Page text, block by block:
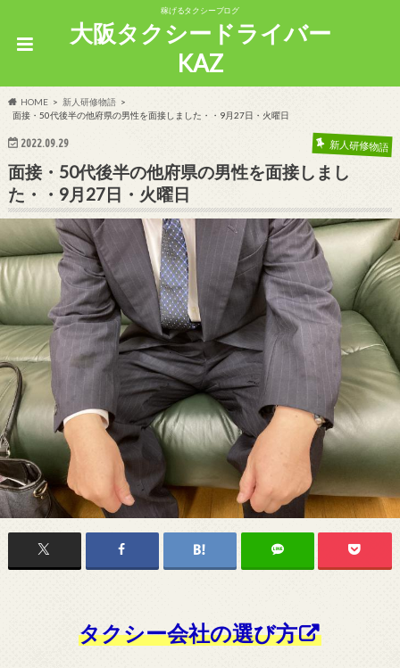
稼げるタクシーブログ
大阪タクシードライバー
KAZ
HOME
新人研修物語
面接・50代後半の他府県の男性を面接しました・・9月27日・火曜日
2022.09.29 新人研修物語
面接・50代後半の他府県の男性を面接しまし
た・・9月27日・火曜日
タクシー会社の選び方